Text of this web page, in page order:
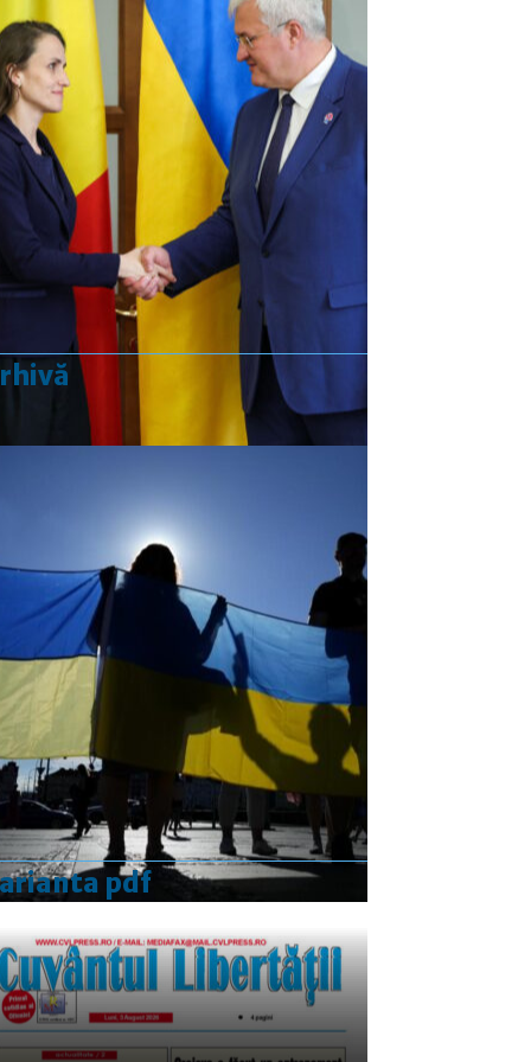
: 4,5584 RON
+0,0077 ▲
CHF
: 5,6244 RON
+0,0023 ▲
GBP
: 6,1277 RON
+0,0041 ▲
Convertor valutar
Rezultat: -
martie 2025
apr. »
3
4 5
9
11 13 14 15
18 19 20 21 22
23
25 28 29
30
pdf